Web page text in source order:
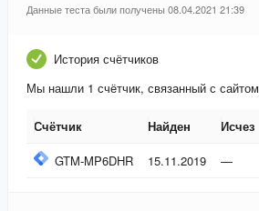
Данные теста были получены 08.04.2021 21:39
История счётчиков
Мы нашли 1 счётчик, связанный с сайтом
Счётчик Найден Исчез
Счётчик
Найден
GTM-MP6DHR 15.11.2019 —